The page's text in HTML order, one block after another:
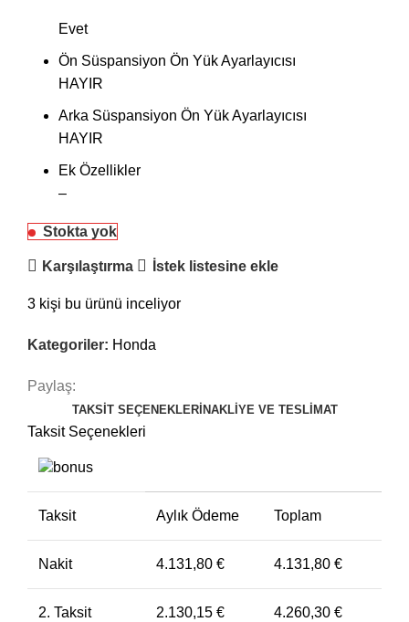
Evet
Ön Süspansiyon Ön Yük Ayarlayıcısı
HAYIR
Arka Süspansiyon Ön Yük Ayarlayıcısı
HAYIR
Ek Özellikler
–
Stokta yok
Karşılaştırma İstek listesine ekle
3 kişi bu ürünü inceliyor
Kategoriler: Honda
Paylaş:
TAKSIT SEÇENEKLERI NAKLIYE VE TESLIMAT
Taksit Seçenekleri
Taksit Aylık Ödeme Toplam
Nakit 4.131,80 € 4.131,80 €
2. Taksit 2.130,15 € 4.260,30 €